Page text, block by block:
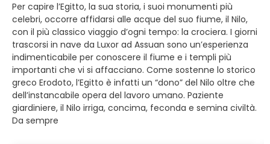
Per capire l’Egitto, la sua storia, i suoi monumenti più
celebri, occorre affidarsi alle acque del suo fiume, il Nilo,
con il più classico viaggio d’ogni tempo: la crociera. I giorni
trascorsi in nave da Luxor ad Assuan sono un’esperienza
indimenticabile per conoscere il fiume e i templi più
importanti che vi si affacciano. Come sostenne lo storico
greco Erodoto, l’Egitto è infatti un “dono” del Nilo oltre che
dell’instancabile opera del lavoro umano. Paziente
giardiniere, il Nilo irriga, concima, feconda e semina civiltà.
Da sempre